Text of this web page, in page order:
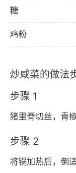
糖
鸡粉
炒咸菜的做法
步骤 1
猪里脊切丝，青
步骤 2
将锅加热后，倒